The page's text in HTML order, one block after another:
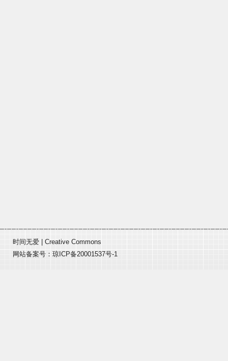
时间无爱
Creative Commons
网站备案号： 琼ICP备20001537号-1